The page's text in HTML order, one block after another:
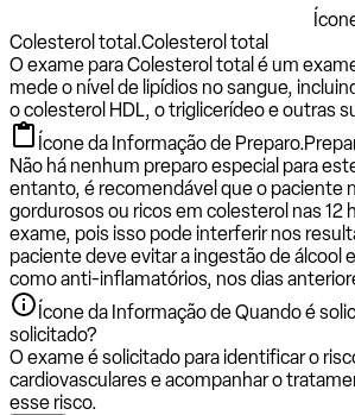
Colesterol total.Colesterol total
O exame para Colesterol total é um
mede o nível de lipídios no sangue,
o colesterol HDL, o triglicerídeo e outras
Ícone da Informação de Preparo.
Não há nenhum preparo especial para
entanto, é recomendável que o paciente
gordurosos ou ricos em colesterol nas 12
exame, pois isso pode interferir nos
paciente deve evitar a ingestão de álcool
como anti-inflamatórios, nos dias
Ícone da Informação de Quando é
solicitado?
O exame é solicitado para identificar o
cardiovasculares e acompanhar o
esse risco.